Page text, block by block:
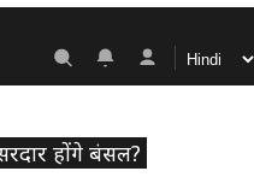
होंगे बंसल?